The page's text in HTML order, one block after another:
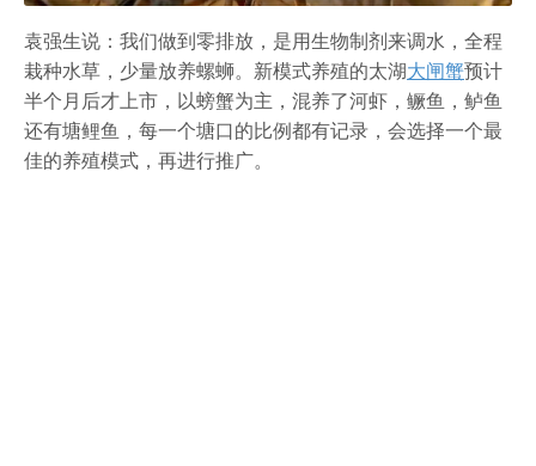
袁强生说：我们做到零排放，是用生物制剂来调水，全程
栽种水草，少量放养螺蛳。新模式养殖的太湖大闸蟹预计
半个月后才上市，以螃蟹为主，混养了河虾，鳜鱼，鲈鱼
还有塘鲤鱼，每一个塘口的比例都有记录，会选择一个最
佳的养殖模式，再进行推广。